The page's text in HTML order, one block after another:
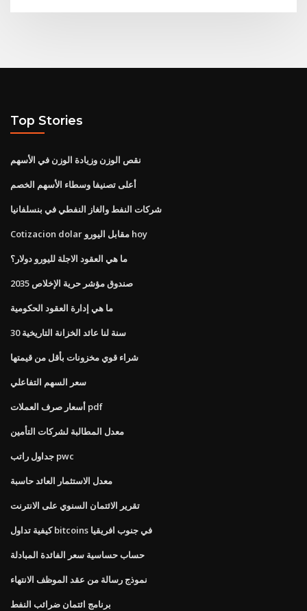
Top Stories
نقص الوزن وزيادة الوزن في الأسهم
أعلى تصنيفا وسطاء الأسهم الخصم
شركات النفط والغاز النفطي في بنسلفانيا
Cotizacion dolar مقابل اليورو hoy
ما هي العقود الاجلة لليورو دولار؟
صندوق مؤشر حرية الإخلاص 2035
ما هي إدارة العقود الحكومية
30 سنة لنا عائد الخزانة التاريخية
شراء قوي مخزونات بأقل من قيمتها
سعر السهم التفاعلي
أسعار صرف العملات pdf
معدل المطالبة لشركات التأمين
جداول راتب pwc
معدل الاستثمار العائد حاسبة
تقرير الائتمان السنوي على الانترنت
كيفية تداول bitcoins في جنوب افريقيا
حساب حساسية سعر الفائدة المبادلة
نموذج رسالة من عقد الموظف الانتهاء
برنامج ائتمان ضرائب النفط